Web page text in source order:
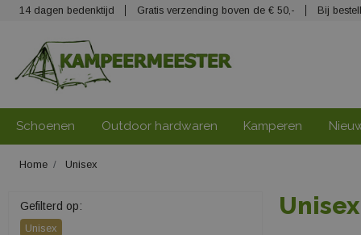
14 dagen bedenktijd Gratis verzending boven de € 50,- Bij
Schoenen Outdoor hardwaren Kamperen
Home Unisex
Gefilterd op:
Unisex
Unisex